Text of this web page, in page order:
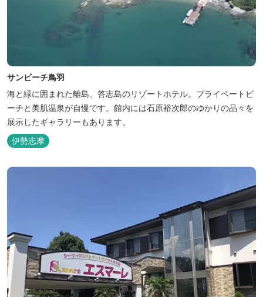
サンビーチ鳥羽
海と緑に囲まれた離島、答志島のリゾートホテル。プライベートビ
ーチと美肌温泉が自慢です。館内には石原裕次郎のゆかりの品々を
展示したギャラリーもあります。
伊勢志摩